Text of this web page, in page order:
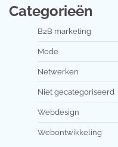
Categorieën
B2B marketing
Mode
Netwerken
Niet gecategoriseerd
Webdesign
Webontwikkeling